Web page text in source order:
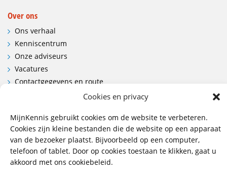
Cookies en privacy
MijnKennis gebruikt cookies om de website te verbeteren.
Cookies zijn kleine bestanden die de website op een apparaat
van de bezoeker plaatst. Bijvoorbeeld op een computer,
telefoon of tablet. Door op cookies toestaan te klikken, gaat u
akkoord met ons cookiebeleid.
Over ons
Ons verhaal
Kenniscentrum
Onze adviseurs
Vacatures
Contactgegevens en route
Wij hebben vestigingen in:
Doetinchem, Lent
085 - 485 4111